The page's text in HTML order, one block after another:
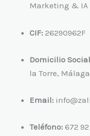
Marketing & IA
CIF: 26290962F
Domicilio
la Torre,
Email:
Teléfono: 672